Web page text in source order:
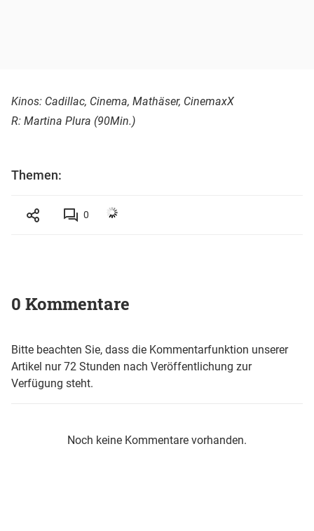
Kinos: Cadillac, Cinema, Mathäser, CinemaxX
R: Martina Plura (90Min.)
Themen:
0
0 Kommentare
Bitte beachten Sie, dass die Kommentarfunktion unserer
Artikel nur 72 Stunden nach Veröffentlichung zur
Verfügung steht.
Noch keine Kommentare vorhanden.